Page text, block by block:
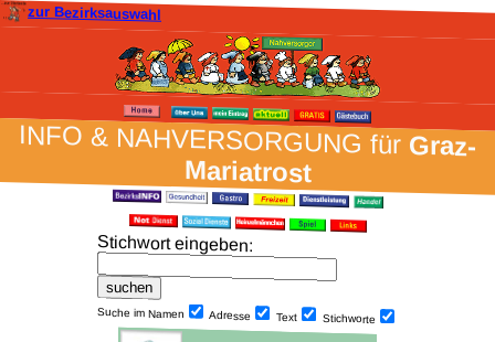
zur Bezirksauswahl
INFO & NAH­VER­SORG­UNG fürGraz-
Mariatrost
Stich­wort ein­geben:
Suche im Namen Adresse Text Stich­worte